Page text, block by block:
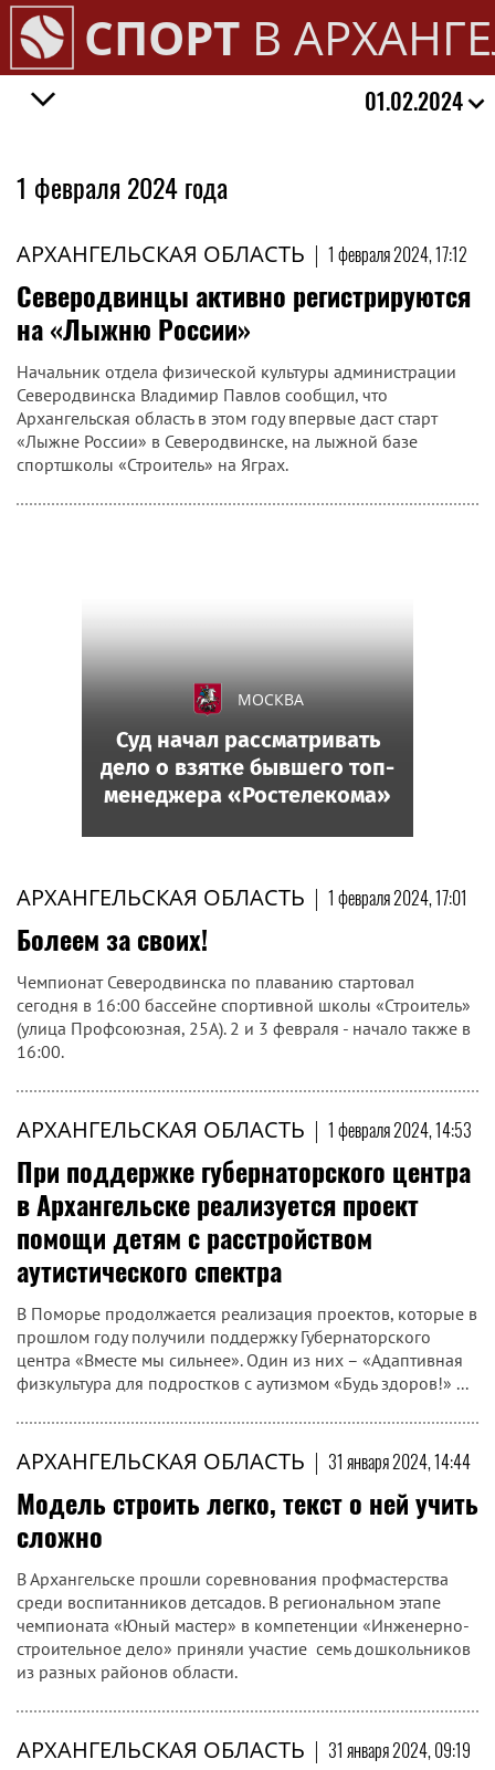
СПОРТ В
01.02.2024
1 февраля 2024 года
АРХАНГЕЛЬСКАЯ ОБЛАСТЬ | 1 февраля 2024, 17:12
Северодвинцы активно регистрируются
на «Лыжню России»
Начальник отдела физической культуры администрации
Северодвинска Владимир Павлов сообщил, что
Архангельская область в этом году впервые даст старт
«Лыжне России» в Северодвинске, на лыжной базе
спортшколы «Строитель» на Яграх.
АРХАНГЕЛЬСКАЯ ОБЛАСТЬ | 1 февраля 2024, 17:01
Болеем за своих!
Чемпионат Северодвинска по плаванию стартовал
сегодня в 16:00 бассейне спортивной школы «Строитель»
(улица Профсоюзная, 25А). 2 и 3 февраля - начало также в
16:00.
АРХАНГЕЛЬСКАЯ ОБЛАСТЬ | 1 февраля 2024, 14:53
При поддержке губернаторского центра
в Архангельске реализуется проект
помощи детям с расстройством
аутистического спектра
В Поморье продолжается реализация проектов, которые в
прошлом году получили поддержку Губернаторского
центра «Вместе мы сильнее». Один из них – «Адаптивная
физкультура для подростков с аутизмом «Будь здоров!» ...
АРХАНГЕЛЬСКАЯ ОБЛАСТЬ | 31 января 2024, 14:44
Модель строить легко, текст о ней учить
сложно
В Архангельске прошли соревнования профмастерства
среди воспитанников детсадов. В региональном этапе
чемпионата «Юный мастер» в компетенции «Инженерно-
строительное дело» приняли участие семь дошкольников
из разных районов области.
АРХАНГЕЛЬСКАЯ ОБЛАСТЬ | 31 января 2024, 09:19
МОСКВА
Суд начал рассматривать
дело о взятке бывшего топ-
менеджера «Ростелекома»